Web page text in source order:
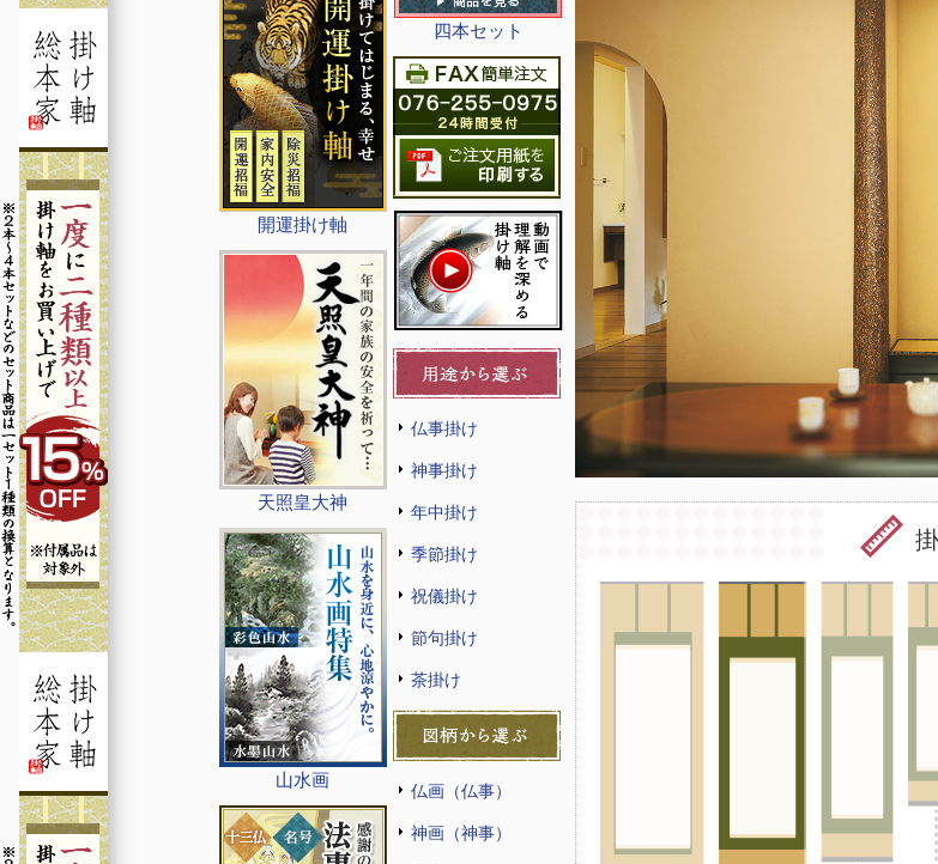
開運掛け軸
天照皇大神
山水画
四本セット
仏事掛け
神事掛け
年中掛け
季節掛け
祝儀掛け
節句掛け
茶掛け
仏画（仏事）
神画（神事）